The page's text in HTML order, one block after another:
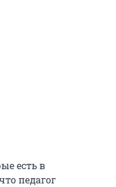
есть в
педагог